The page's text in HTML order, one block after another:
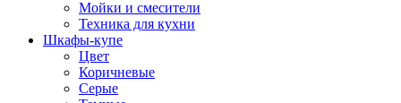
Мойки и смесители
Техника для кухни
Шкафы-купе
Цвет
Коричневые
Серые